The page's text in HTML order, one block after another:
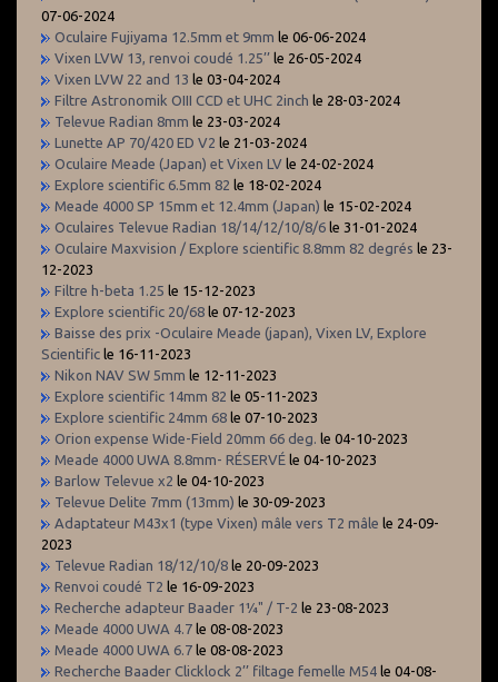
07-06-2024
Oculaire Fujiyama 12.5mm et 9mm le 06-06-2024
Vixen LVW 13, renvoi coudé 1.25’’ le 26-05-2024
Vixen LVW 22 and 13 le 03-04-2024
Filtre Astronomik OIII CCD et UHC 2inch le 28-03-2024
Televue Radian 8mm le 23-03-2024
Lunette AP 70/420 ED V2 le 21-03-2024
Oculaire Meade (Japan) et Vixen LV le 24-02-2024
Explore scientific 6.5mm 82 le 18-02-2024
Meade 4000 SP 15mm et 12.4mm (Japan) le 15-02-2024
Oculaires Televue Radian 18/14/12/10/8/6 le 31-01-2024
Oculaire Maxvision / Explore scientific 8.8mm 82 degrés le 23-
12-2023
Filtre h-beta 1.25 le 15-12-2023
Explore scientific 20/68 le 07-12-2023
Baisse des prix -Oculaire Meade (japan), Vixen LV, Explore
Scientific le 16-11-2023
Nikon NAV SW 5mm le 12-11-2023
Explore scientific 14mm 82 le 05-11-2023
Explore scientific 24mm 68 le 07-10-2023
Orion expense Wide-Field 20mm 66 deg. le 04-10-2023
Meade 4000 UWA 8.8mm- RÉSERVÉ le 04-10-2023
Barlow Televue x2 le 04-10-2023
Televue Delite 7mm (13mm) le 30-09-2023
Adaptateur M43x1 (type Vixen) mâle vers T2 mâle le 24-09-
2023
Televue Radian 18/12/10/8 le 20-09-2023
Renvoi coudé T2 le 16-09-2023
Recherche adapteur Baader 1¼" / T-2 le 23-08-2023
Meade 4000 UWA 4.7 le 08-08-2023
Meade 4000 UWA 6.7 le 08-08-2023
Recherche Baader Clicklock 2’’ filtage femelle M54 le 04-08-